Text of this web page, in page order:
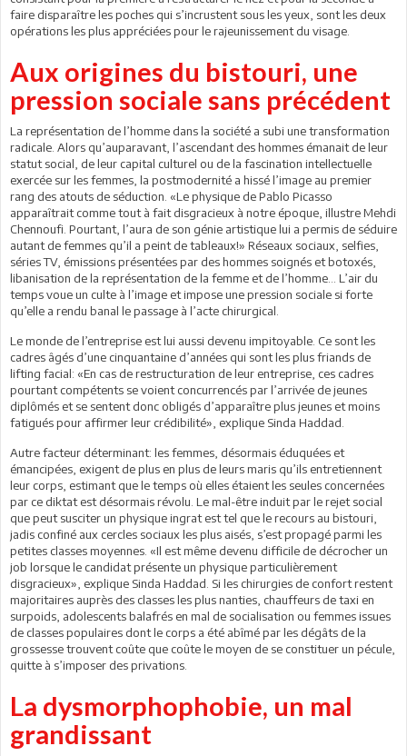
faire disparaître les poches qui s’incrustent sous les yeux, sont les deux
opérations les plus appréciées pour le rajeunissement du visage.
Aux origines du bistouri, une
pression sociale sans précédent
La représentation de l’homme dans la société a subi une transformation
radicale. Alors qu’auparavant, l’ascendant des hommes émanait de leur
statut social, de leur capital culturel ou de la fascination intellectuelle
exercée sur les femmes, la postmodernité a hissé l’image au premier
rang des atouts de séduction. «Le physique de Pablo Picasso
apparaîtrait comme tout à fait disgracieux à notre époque, illustre Mehdi
Chennoufi. Pourtant, l’aura de son génie artistique lui a permis de séduire
autant de femmes qu’il a peint de tableaux!» Réseaux sociaux, selfies,
séries TV, émissions présentées par des hommes soignés et botoxés,
libanisation de la représentation de la femme et de l’homme… L’air du
temps voue un culte à l’image et impose une pression sociale si forte
qu’elle a rendu banal le passage à l’acte chirurgical.
Le monde de l’entreprise est lui aussi devenu impitoyable. Ce sont les
cadres âgés d’une cinquantaine d’années qui sont les plus friands de
lifting facial: «En cas de restructuration de leur entreprise, ces cadres
pourtant compétents se voient concurrencés par l’arrivée de jeunes
diplômés et se sentent donc obligés d’apparaître plus jeunes et moins
fatigués pour affirmer leur crédibilité», explique Sinda Haddad.
Autre facteur déterminant: les femmes, désormais éduquées et
émancipées, exigent de plus en plus de leurs maris qu’ils entretiennent
leur corps, estimant que le temps où elles étaient les seules concernées
par ce diktat est désormais révolu. Le mal-être induit par le rejet social
que peut susciter un physique ingrat est tel que le recours au bistouri,
jadis confiné aux cercles sociaux les plus aisés, s’est propagé parmi les
petites classes moyennes. «Il est même devenu difficile de décrocher un
job lorsque le candidat présente un physique particulièrement
disgracieux», explique Sinda Haddad. Si les chirurgies de confort restent
majoritaires auprès des classes les plus nanties, chauffeurs de taxi en
surpoids, adolescents balafrés en mal de socialisation ou femmes issues
de classes populaires dont le corps a été abîmé par les dégâts de la
grossesse trouvent coûte que coûte le moyen de se constituer un pécule,
quitte à s’imposer des privations.
La dysmorphophobie, un mal
grandissant